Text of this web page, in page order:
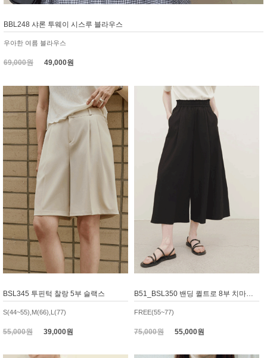
BBL248 샤론 투웨이 시스루 블라우스
우아한 여름 블라우스
69,000원 49,000원
BSL345 투핀턱 찰랑 5부 슬랙스
S(44~55),M(66),L(77)
55,000원39,000원
B51_BSL350 밴딩 퀼트로 8부 치마바지, 와이드팬츠
FREE(55~77)
75,000원55,000원